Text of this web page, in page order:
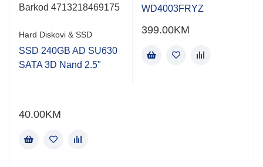
Barkod 4713218469175
Hard Diskovi & SSD
SSD 240GB AD SU630
SATA 3D Nand 2.5"
40.00KM
WD4003FRYZ
399.00KM